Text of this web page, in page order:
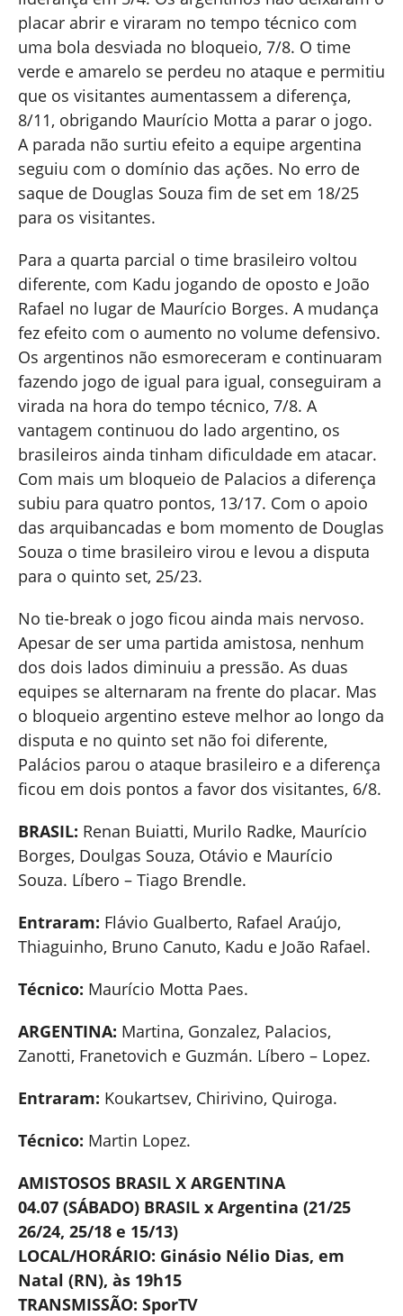
placar abrir e viraram no tempo técnico com
uma bola desviada no bloqueio, 7/8. O time
verde e amarelo se perdeu no ataque e permitiu
que os visitantes aumentassem a diferença,
8/11, obrigando Maurício Motta a parar o jogo.
A parada não surtiu efeito a equipe argentina
seguiu com o domínio das ações. No erro de
saque de Douglas Souza fim de set em 18/25
para os visitantes.
Para a quarta parcial o time brasileiro voltou
diferente, com Kadu jogando de oposto e João
Rafael no lugar de Maurício Borges. A mudança
fez efeito com o aumento no volume defensivo.
Os argentinos não esmoreceram e continuaram
fazendo jogo de igual para igual, conseguiram a
virada na hora do tempo técnico, 7/8. A
vantagem continuou do lado argentino, os
brasileiros ainda tinham dificuldade em atacar.
Com mais um bloqueio de Palacios a diferença
subiu para quatro pontos, 13/17. Com o apoio
das arquibancadas e bom momento de Douglas
Souza o time brasileiro virou e levou a disputa
para o quinto set, 25/23.
No tie-break o jogo ficou ainda mais nervoso.
Apesar de ser uma partida amistosa, nenhum
dos dois lados diminuiu a pressão. As duas
equipes se alternaram na frente do placar. Mas
o bloqueio argentino esteve melhor ao longo da
disputa e no quinto set não foi diferente,
Palácios parou o ataque brasileiro e a diferença
ficou em dois pontos a favor dos visitantes, 6/8.
BRASIL: Renan Buiatti, Murilo Radke, Maurício
Borges, Doulgas Souza, Otávio e Maurício
Souza. Líbero – Tiago Brendle.
Entraram: Flávio Gualberto, Rafael Araújo,
Thiaguinho, Bruno Canuto, Kadu e João Rafael.
Técnico: Maurício Motta Paes.
ARGENTINA: Martina, Gonzalez, Palacios,
Zanotti, Franetovich e Guzmán. Líbero – Lopez.
Entraram: Koukartsev, Chirivino, Quiroga.
Técnico: Martin Lopez.
AMISTOSOS BRASIL X ARGENTINA
04.07 (SÁBADO) BRASIL x Argentina (21/25
26/24, 25/18 e 15/13)
LOCAL/HORÁRIO: Ginásio Nélio Dias, em
Natal (RN), às 19h15
TRANSMISSÃO: SporTV